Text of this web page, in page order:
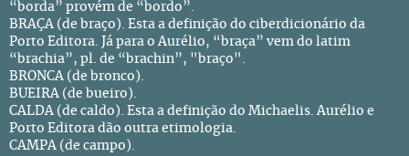
“borda” provém de “bordo”.
BRAÇA (de braço). Esta a definição do ciberdicionário da
Porto Editora. Já para o Aurélio, “braça” vem do latim
“brachia”, pl. de “brachin”, "braço".
BRONCA (de bronco).
BUEIRA (de bueiro).
CALDA (de caldo). Esta a definição do Michaelis. Aurélio e
Porto Editora dão outra etimologia.
CAMPA (de campo).